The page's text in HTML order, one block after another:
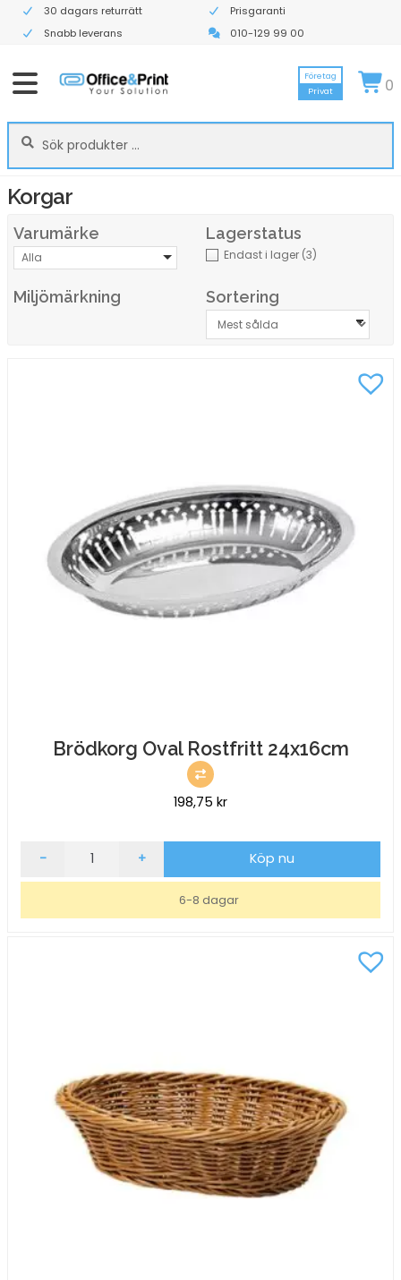
30 dagars returrätt
Prisgaranti
Snabb leverans
010-129 99 00
Sök
efter:
Sök
Företag
Privat
0
Korgar
Varumärke
Alla
Lagerstatus
Endast i lager (3)
Miljömärkning Sortering
Brödkorg Oval Rostfritt 24x16cm
198,75 kr
Brödkorg
- + Köp nu
6-8 dagar